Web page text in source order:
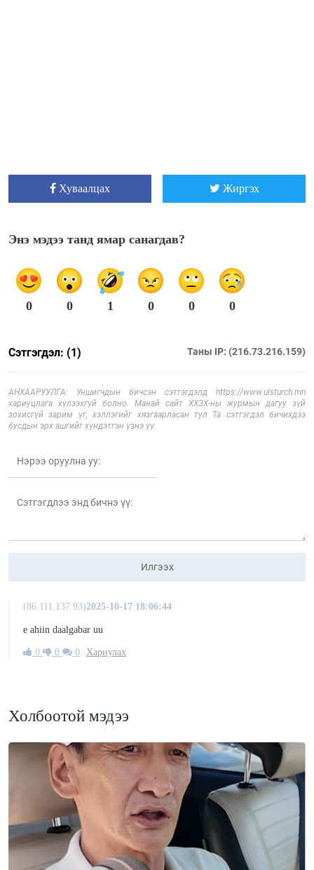
Хуваалцах Жиргэх
Энэ мэдээ танд ямар санагдав?
0 0 1 0 0 0
Сэтгэгдэл: (1) Таны IP: (216.73.216.159)
АНХААРУУЛГА: Уншигчдын бичсэн сэтгэгдэлд https://www.ulsturch.mn
хариуцлага хүлээхгүй болно. Манай сайт ХХЗХ-ны журмын дагуу зүй
зохисгүй зарим үг, хэллэгийг хязгаарласан тул Та сэтгэгдэл бичихдээ
бусдын эрх ашгийг хүндэтгэн үзнэ үү.
Илгээх
(86.111.137.93)2025-10-17 18:06:44
e ahiin daalgabar uu
0 0 0 Хариулах
Холбоотой мэдээ